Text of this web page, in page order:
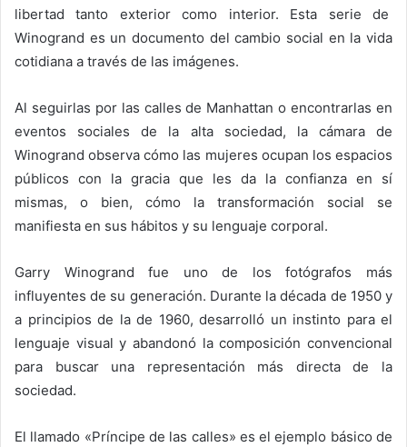
libertad tanto exterior como interior. Esta serie de
Winogrand es un documento del cambio social en la vida
cotidiana a través de las imágenes.
Al seguirlas por las calles de Manhattan o encontrarlas en
eventos sociales de la alta sociedad, la cámara de
Winogrand observa cómo las mujeres ocupan los espacios
públicos con la gracia que les da la confianza en sí
mismas, o bien, cómo la transformación social se
manifiesta en sus hábitos y su lenguaje corporal.
Garry Winogrand fue uno de los fotógrafos más
influyentes de su generación. Durante la década de 1950 y
a principios de la de 1960, desarrolló un instinto para el
lenguaje visual y abandonó la composición convencional
para buscar una representación más directa de la
sociedad.
El llamado «Príncipe de las calles» es el ejemplo básico de